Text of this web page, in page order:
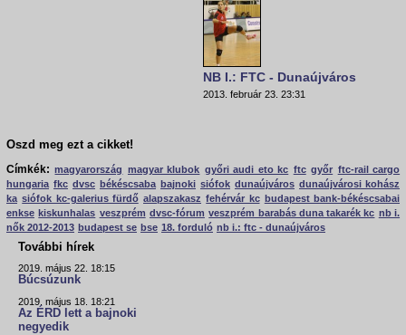
NB I.: FTC - Dunaújváros
2013. február 23. 23:31
Oszd meg ezt a cikket!
Címkék: magyarország magyar klubok győri audi eto kc ftc győr ftc-rail cargo
hungaria fkc dvsc békéscsaba bajnoki siófok dunaújváros dunaújvárosi kohász
ka siófok kc-galerius fürdő alapszakasz fehérvár kc
budapest bank-békéscsabai
enkse kiskunhalas veszprém dvsc-fórum veszprém barabás duna takarék kc nb i.
nők 2012-2013 budapest se bse 18. forduló nb i.: ftc - dunaújváros
További hírek
2019. május 22. 18:15
Búcsúzunk
2019. május 18. 18:21
Az ÉRD lett a bajnoki
negyedik